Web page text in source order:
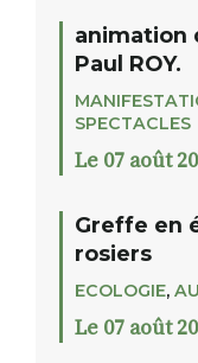
animation
Paul ROY.
SPECTACLES
Le 07 août
Greffe en
rosiers
ECOLOGIE,
Le 07 août